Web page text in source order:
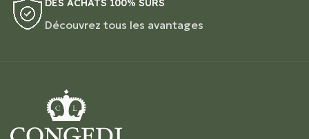
DES ACHATS 100% SÛRS
Découvrez tous les avantages